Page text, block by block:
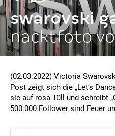
swarovski
nacktfoto
(02.03.2022) Victoria
Post zeigt sich die „Let’s
sie auf rosa Tüll und schreibt
500.000 Follower sind Feuer